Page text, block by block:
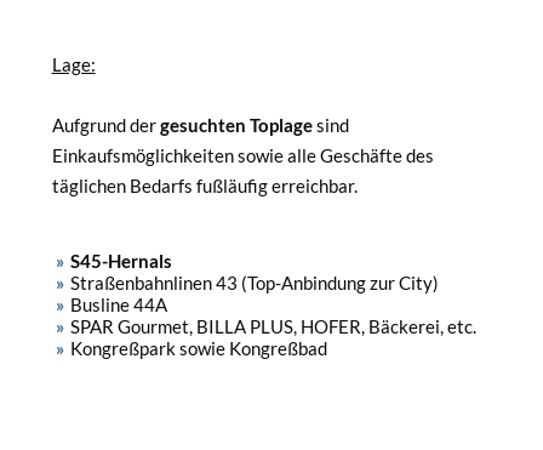
Lage:
Aufgrund dergesuchten Toplagesind
Einkaufsmöglichkeiten sowie alle Geschäfte des
täglichen Bedarfs fußläufig erreichbar.
S45-Hernals
Straßenbahnlinen 43 (Top-Anbindung zur City)
Busline 44A
SPAR Gourmet, BILLA PLUS, HOFER, Bäckerei, etc.
Kongreßpark sowie Kongreßbad